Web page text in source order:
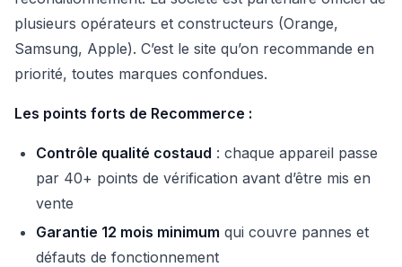
plusieurs opérateurs et constructeurs (Orange,
Samsung, Apple). C’est le site qu’on recommande en
priorité, toutes marques confondues.
Les points forts de Recommerce :
Contrôle qualité costaud : chaque appareil passe
par 40+ points de vérification avant d’être mis en
vente
Garantie 12 mois minimum qui couvre pannes et
défauts de fonctionnement